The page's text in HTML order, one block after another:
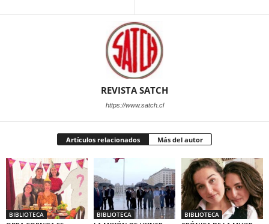
REVISTA SATCH
https://www.satch.cl
Artículos relacionados Más del autor
BIBLIOTECA BIBLIOTECA BIBLIOTECA